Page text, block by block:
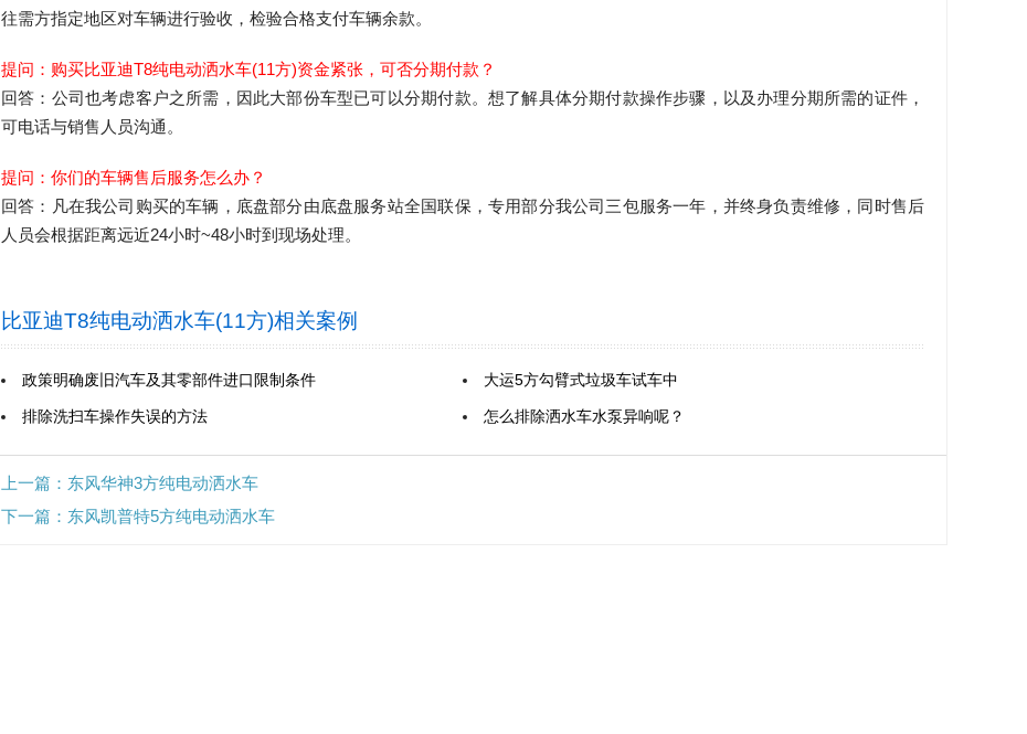
往需方指定地区对车辆进行验收，检验合格支付车辆余款。
提问：购买比亚迪T8纯电动洒水车(11方)资金紧张，可否分期付款？
回答：公司也考虑客户之所需，因此大部份车型已可以分期付款。想了解具体分期付款操作步骤，以及办理分期所需的证件，
可电话与销售人员沟通。
提问：你们的车辆售后服务怎么办？
回答：凡在我公司购买的车辆，底盘部分由底盘服务站全国联保，专用部分我公司三包服务一年，并终身负责维修，同时售后
人员会根据距离远近24小时~48小时到现场处理。
比亚迪T8纯电动洒水车(11方)相关案例
政策明确废旧汽车及其零部件进口限制条件 大运5方勾臂式垃圾车试车中
排除洗扫车操作失误的方法 怎么排除洒水车水泵异响呢？
上一篇：东风华神3方纯电动洒水车
下一篇：东风凯普特5方纯电动洒水车